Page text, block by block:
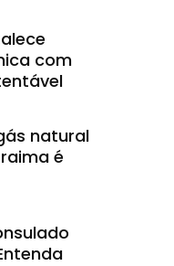
com
natural
é